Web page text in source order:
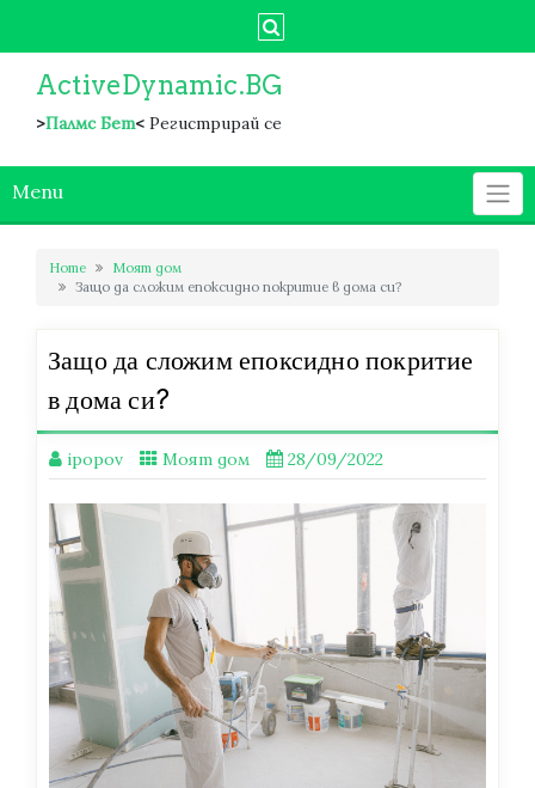
ActiveDynamic.BG
>Палмс Бет< Регистрирай се
Menu
Home
Моят дом
Защо да сложим епоксидно покритие в дома си?
Защо да сложим епоксидно покритие
в дома си?
ipopov Моят дом 28/09/2022